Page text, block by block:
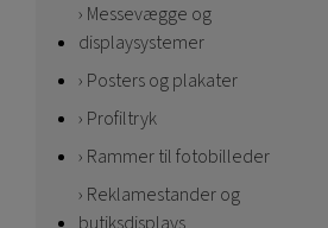
Messevægge og
displaysystemer
Posters og plakater
Profiltryk
Rammer til fotobilleder
Reklamestander og